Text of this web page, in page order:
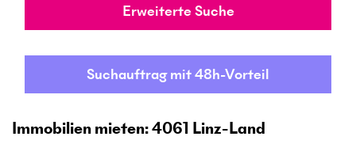
Erweiterte Suche
Suchauftrag mit 48h-Vorteil
Immobilien mieten: 4061 Linz-Land